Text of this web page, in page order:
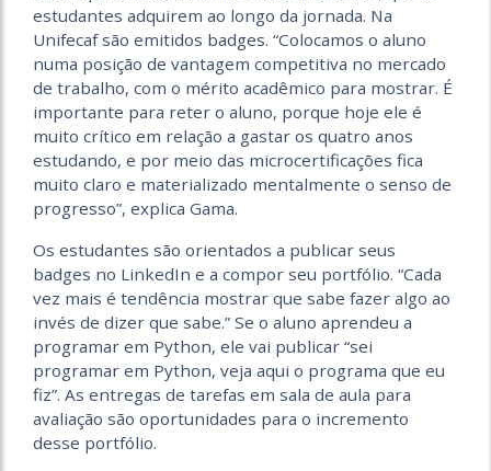
estudantes adquirem ao longo da jornada. Na
Unifecaf são emitidos badges. “Colocamos o aluno
numa posição de vantagem competitiva no mercado
de trabalho, com o mérito acadêmico para mostrar. É
importante para reter o aluno, porque hoje ele é
muito crítico em relação a gastar os quatro anos
estudando, e por meio das microcertificações fica
muito claro e materializado mentalmente o senso de
progresso”, explica Gama.
Os estudantes são orientados a publicar seus
badges no LinkedIn e a compor seu portfólio. “Cada
vez mais é tendência mostrar que sabe fazer algo ao
invés de dizer que sabe.” Se o aluno aprendeu a
programar em Python, ele vai publicar “sei
programar em Python, veja aqui o programa que eu
fiz”. As entregas de tarefas em sala de aula para
avaliação são oportunidades para o incremento
desse portfólio.